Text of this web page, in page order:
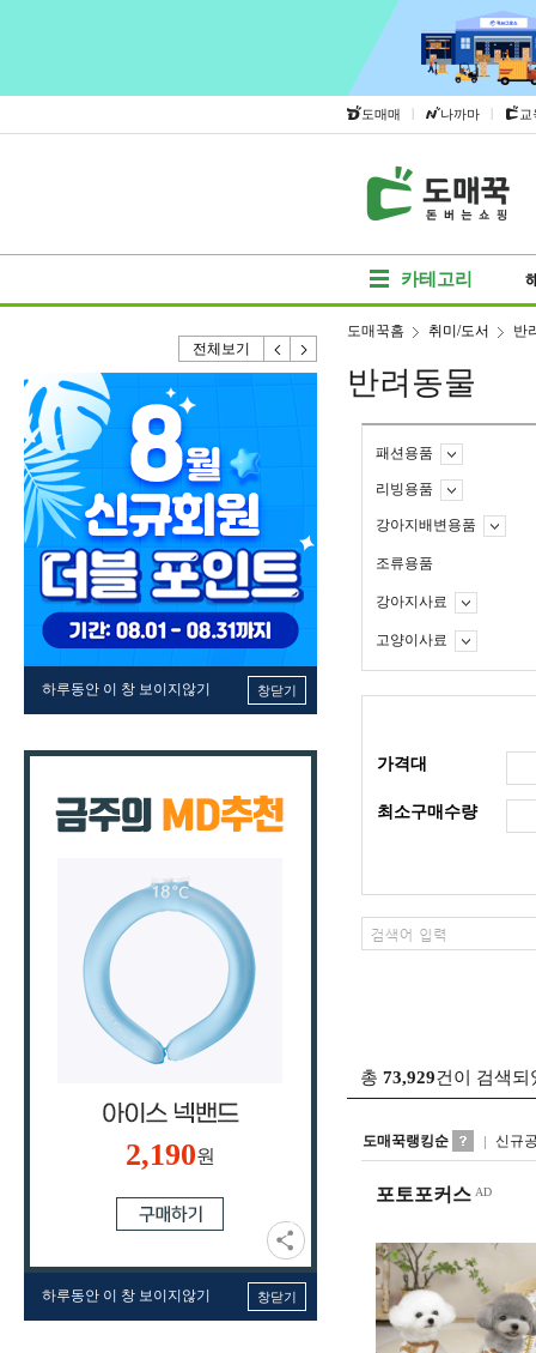
도매매 | 나까마 | 교
카테고리
전체보기
하루동안 이 창 보이지않기 창닫기
2,190원
하루동안 이 창 보이지않기 창닫기
도매꾹홈 취미/도서 반
반려동물
패션용품
리빙용품
강아지배변용품
조류용품
강아지사료
고양이사료
가격대
최소구매수량
총 73,929건이 검색되
도매꾹랭킹순 신규
포토포커스